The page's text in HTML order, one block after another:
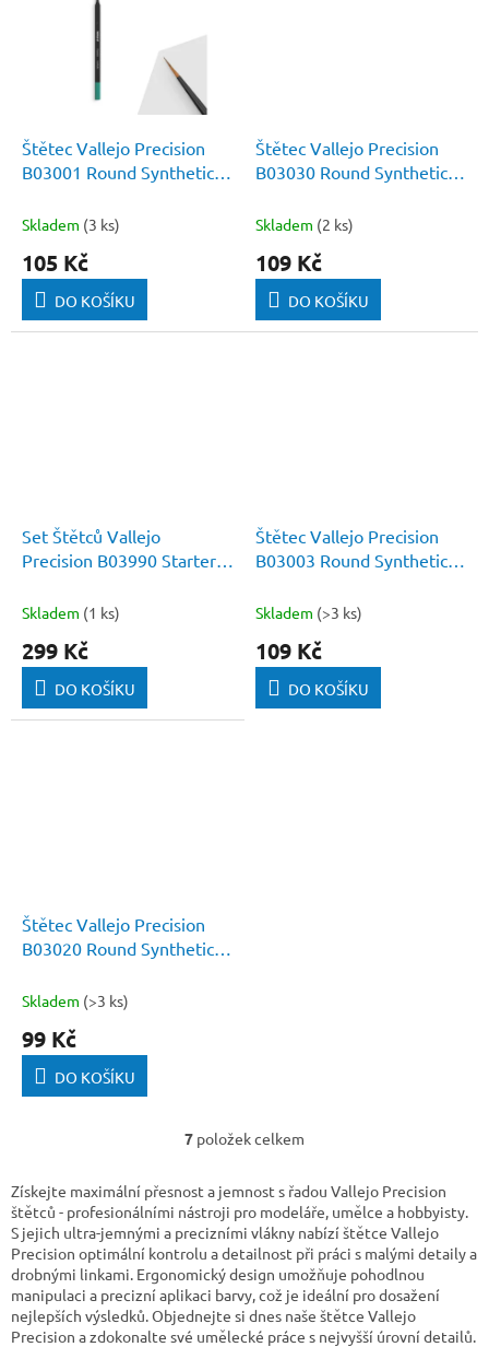
Štětec Vallejo Precision
B03001 Round Synthetic
No. 1
Skladem (3 ks)
105 Kč
DO KOŠÍKU
Štětec Vallejo Precision
B03030 Round Synthetic
No. 3/0
Skladem (2 ks)
109 Kč
DO KOŠÍKU
Set Štětců Vallejo
Precision B03990 Starter
Triangular 3/0, Flat Synth.
Skladem (1 ks)
299 Kč
DO KOŠÍKU
Štětec Vallejo Precision
B03003 Round Synthetic
No. 3
Skladem (>3 ks)
109 Kč
DO KOŠÍKU
Štětec Vallejo Precision
B03020 Round Synthetic
No. 2/0
Skladem (>3 ks)
99 Kč
DO KOŠÍKU
O
l
á
d
a
c
í
p
r
7 položek celkem
Získejte maximální přesnost a jemnost s řadou Vallejo Precision
štětců - profesionálními nástroji pro modeláře, umělce a hobbyisty.
S jejich ultra-jemnými a precizními vlákny nabízí štětce Vallejo
Precision optimální kontrolu a detailnost při práci s malými detaily a
drobnými linkami. Ergonomický design umožňuje pohodlnou
manipulaci a precizní aplikaci barvy, což je ideální pro dosažení
nejlepších výsledků. Objednejte si dnes naše štětce Vallejo
Precision a zdokonalte své umělecké práce s nejvyšší úrovní detailů.